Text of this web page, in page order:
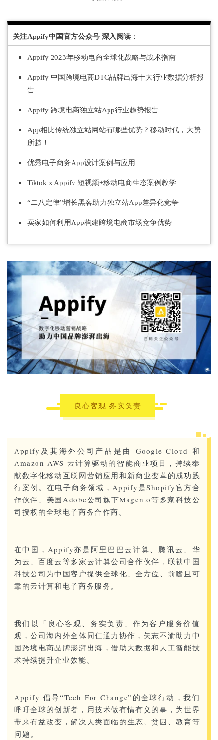
关注Appify中国官方公众号 深入阅读 ：
Appify 2023年移动电商全球化战略与战术指南
Appify 中国跨境电商DTC品牌出海十大行业数据分析报
告
Appify 跨境电商独立站App行业趋势报告
App相比传统独立站网站有哪些优势？ 移动时代，大势
所趋！
优秀电子商务App设计案例与应用
Tiktok x Appify 短视频+移动电商生态案例教学
“二八定律”增长黑客助力独立站App差异化竞争
卖家如何利用App构建跨境电商市场竞争优势
良心客观 务实负责
Appify及其海外公司产品是由 Google Cloud 和
Amazon AWS 云计算驱动的智能商业项目，持续奉
献数字化移动互联网营销应用和新商业变革的成功践
行案例。在电子商务领域，Appify是Shopify官方合
作伙伴、美国Adobe公司旗下Magento等多家科技公
司授权的全球电子商务合作商。
在中国，Appify亦是阿里巴巴云计算、腾讯云、华
为云、百度云等多家云计算公司合作伙伴，联袂中国
科技公司为中国客户提供全球化、全方位、前瞻且可
靠的云计算和电子商务服务。
我们以「良心客观、务实负责」作为客户服务价值
观，公司海内外全体同仁通力协作，矢志不渝助力中
国跨境电商品牌澎湃出海，借助大数据和人工智能技
术持续提升企业效能。
Appify 倡导“Tech For Change”的全球行动，我们
呼吁全球的创新者，用技术做有情有义的事，为世界
带来有益改变，解决人类面临的生态、贫困、教育等
问题。